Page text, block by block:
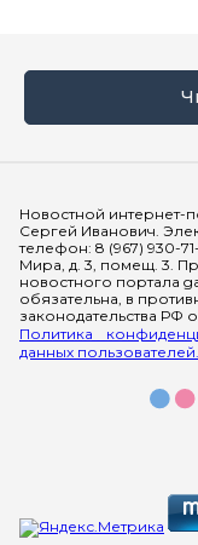
Новостной интернет-
Сергей Иванович.
телефон: 8 (967) 930-
Мира, д. 3, помещ. 3.
новостного портала
обязательна, в
законодательства РФ
Политика
данных пользователей.